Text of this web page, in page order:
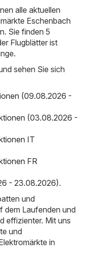
alle aktuellen
Eschenbach
Sie finden 5
Flugblätter ist
sehen Sie sich
(09.08.2026 -
(03.08.2026 -
IT
FR
- 23.08.2026).
und
dem Laufenden und
effizienter. Mit uns
und
in